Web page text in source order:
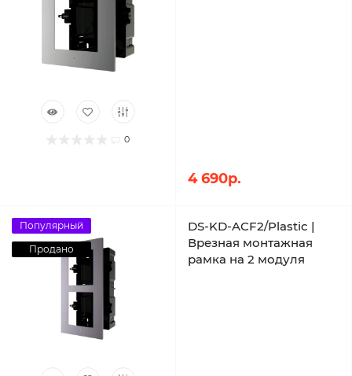
0
4 690р.
Популярный
Продано
DS-KD-ACF2/Plastic |
Врезная монтажная
рамка на 2 модуля